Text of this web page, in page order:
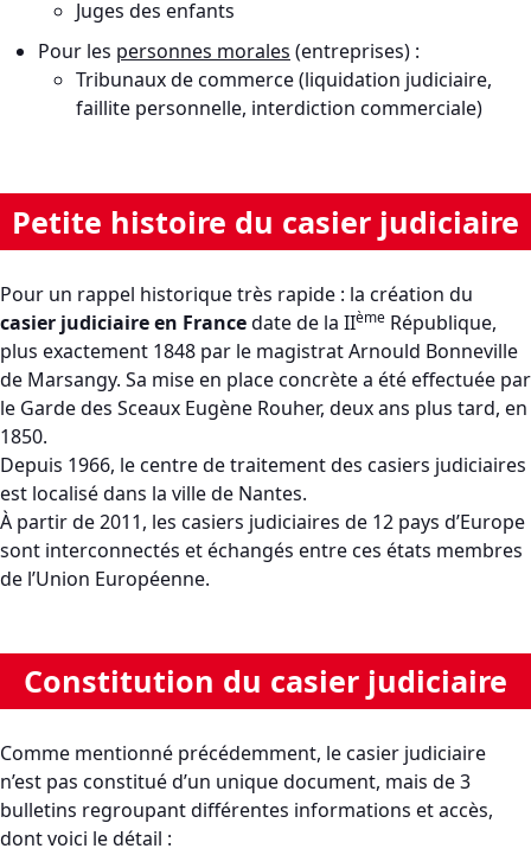
Juges des enfants
Pour les personnes morales (entreprises) :
Tribunaux de commerce (liquidation judiciaire,
faillite personnelle, interdiction commerciale)
Petite histoire du casier judiciaire
Pour un rappel historique très rapide : la création du
casier judiciaire en Francedate de la IIème République,
plus exactement 1848 par le magistrat Arnould Bonneville
de Marsangy. Sa mise en place concrète a été effectuée par
le Garde des Sceaux Eugène Rouher, deux ans plus tard, en
1850.
Depuis 1966, le centre de traitement des casiers judiciaires
est localisé dans la ville de Nantes.
À partir de 2011, les casiers judiciaires de 12 pays d’Europe
sont interconnectés et échangés entre ces états membres
de l’Union Européenne.
Constitution du casier judiciaire
Comme mentionné précédemment, le casier judiciaire
n’est pas constitué d’un unique document, mais de 3
bulletins regroupant différentes informations et accès,
dont voici le détail :